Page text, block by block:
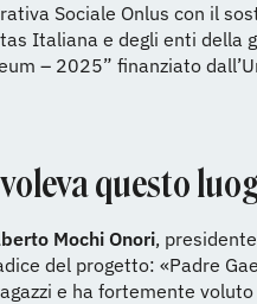
Sociale Onlus con il
Italiana e degli enti della
– 2025” finanziato
questo
Mochi Onori,
del progetto: «Padre
e ha fortemente